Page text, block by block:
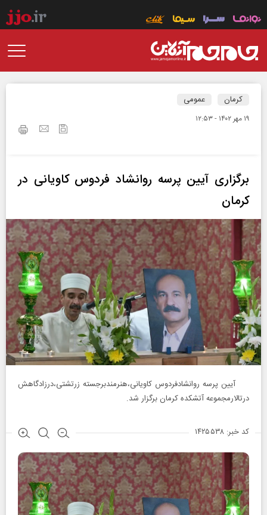
کرمان عمومی
۱۹ مهر ۱۴۰۲ - ۱۲:۵۳
برگزاری آیین پرسه روانشاد فردوس کاویانی در
کرمان
آیین پرسه روانشادفردوس کاویانی،هنرمندبرجسته زرتشتی،درزادگاهش
درتالارمجموعه آتشکده کرمان برگزار شد.
کد خبر: ۱۴۲۵۵۳۸